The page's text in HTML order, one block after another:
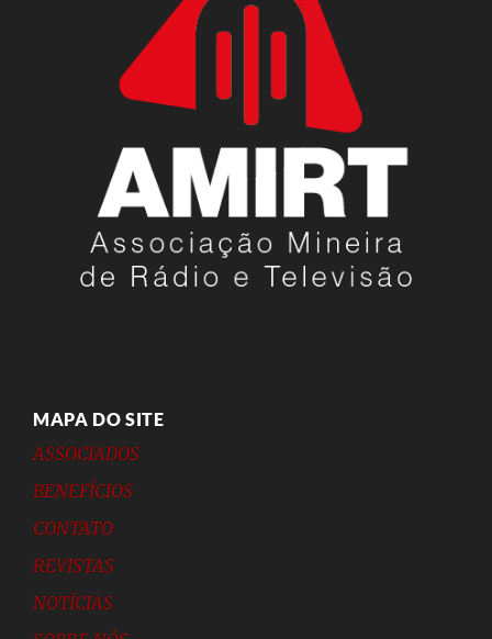
MAPA DO SITE
ASSOCIADOS
BENEFÍCIOS
CONTATO
REVISTAS
NOTÍCIAS